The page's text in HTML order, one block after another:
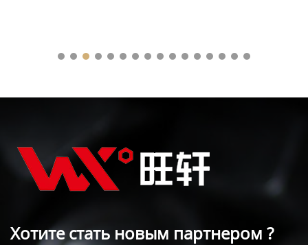
Хотите стать новым партнером ?